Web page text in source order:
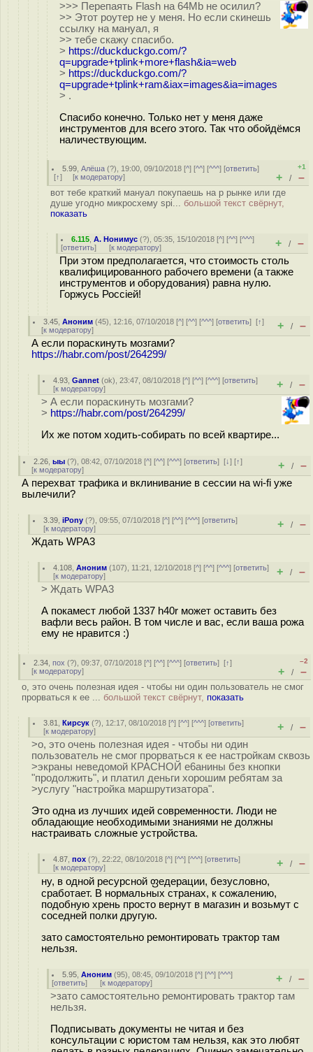
>>> Перепаять Flash на 64Mb не осилил?
>> Этот роутер не у меня. Но если скинешь
ссылку на мануал, я
>> тебе скажу спасибо.
> https://duckduckgo.com/?
q=upgrade+tplink+more+flash&ia=web
> https://duckduckgo.com/?
q=upgrade+tplink+ram&iax=images&ia=images
> .
Cпасибо конечно. Только нет у меня даже
инструментов для всего этого. Так что обойдёмся
наличествующим.
5.99 ,Алёша (?), 19:00, 09/10/2018 [^] [^^] [^^^] [ответить]
[↑] [к модератору]
+1
+ / –
вот тебе краткий мануал покупаешь на р рынке или где
душе угодно микросхему spi... большой текст свёрнут,
показать
6.115 ,А. Нонимус (?), 05:35, 15/10/2018 [^] [^^] [^^^]
[ответить] [к модератору] + / –
При этом предполагается, что стоимость столь
квалифицированного рабочего времени (а также
инструментов и оборудования) равна нулю.
Горжусь Россiей!
3.45 ,Аноним (45), 12:16, 07/10/2018 [^] [^^] [^^^] [ответить][↑]
[к модератору] + / –
А если пораскинуть мозгами?
https://habr.com/post/264299/
4.93 ,Gannet (ok), 23:47, 08/10/2018 [^] [^^] [^^^] [ответить]
[к модератору] + / –
> А если пораскинуть мозгами?
> https://habr.com/post/264299/
Их же потом ходить-собирать по всей квартире...
2.26 ,ыы (?), 08:42, 07/10/2018 [^] [^^] [^^^] [ответить][↓] [↑]
[к модератору] + / –
А перехват трафика и вклинивание в сессии на wi-fi уже
вылечили?
3.39 ,iPony (?), 09:55, 07/10/2018 [^] [^^] [^^^] [ответить]
[к модератору] + / –
Ждать WPA3
4.108 ,Аноним (107), 11:21, 12/10/2018 [^] [^^] [^^^] [ответить]
[к модератору] + / –
> Ждать WPA3
А покамест любой 1337 h40r может оставить без
вафли весь район. В том числе и вас, если ваша рожа
ему не нравится :)
2.34 ,пох (?), 09:37, 07/10/2018 [^] [^^] [^^^] [ответить][↑]
[к модератору]
–2
+ / –
о, это очень полезная идея - чтобы ни один пользователь не смог
прорваться к ее ... большой текст свёрнут, показать
3.81 ,Кирсук (?), 12:17, 08/10/2018 [^] [^^] [^^^] [ответить]
[к модератору] + / –
>о, это очень полезная идея - чтобы ни один
пользователь не смог прорваться к ее настройкам сквозь
>экраны неведомой КРАСНОЙ е6анины без кнопки
"продолжить", и платил деньги хорошим ребятам за
>услугу "настройка маршрутизатора".
Это одна из лучших идей современности. Люди не
обладающие необходимыми знаниями не должны
настраивать сложные устройства.
4.87 ,пох (?), 22:22, 08/10/2018 [^] [^^] [^^^] [ответить]
[к модератору] + / –
ну, в одной ресурсной ფедерации, безусловно,
сработает. В нормальных странах, к сожалению,
подобную хрень просто вернут в магазин и возьмут с
соседней полки другую.
зато самостоятельно ремонтировать трактор там
нельзя.
5.95 ,Аноним (95), 08:45, 09/10/2018 [^] [^^] [^^^]
[ответить] [к модератору] + / –
>зато самостоятельно ремонтировать трактор там
нельзя.
Подписывать документы не читая и без
консультации с юристом там нельзя, как это любят